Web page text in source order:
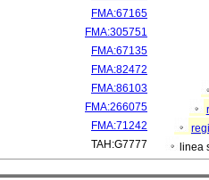
FMA:67165
FMA:305751
FMA:67135
FMA:82472
FMA:86103
FMA:266075
FMA:71242
TAH:G7777
linea